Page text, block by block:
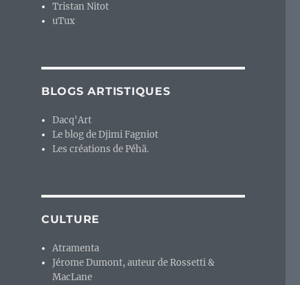
Tristan Nitot
uTux
BLOGS ARTISTIQUES
Dacq'Art
Le blog de Djimi Fagniot
Les créations de Péhä.
CULTURE
Atramenta
Jérome Dumont, auteur de Rossetti &
MacLane